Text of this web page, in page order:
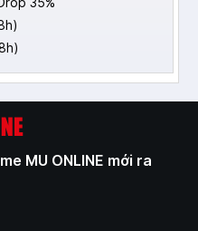
MU ONLINE mới ra